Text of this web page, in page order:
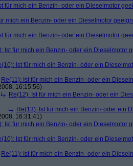
für mich ein Benzin- oder ein Dieselmotor
mich ein Benzin- oder ein Dieselmotor
für mich ein Benzin- oder ein Dieselmotor
Ist für mich ein Benzin- oder ein Dieselmotor
Ist für mich ein Benzin- oder ein
Re(11): Ist für mich ein Benzin- oder ein
16:15:56)
Re(12): Ist für mich ein Benzin- oder ein
Re(13): Ist für mich ein Benzin- oder ein
16:31:41)
Ist für mich ein Benzin- oder ein Dieselmotor
Ist für mich ein Benzin- oder ein
Re(11): Ist für mich ein Benzin- oder ein